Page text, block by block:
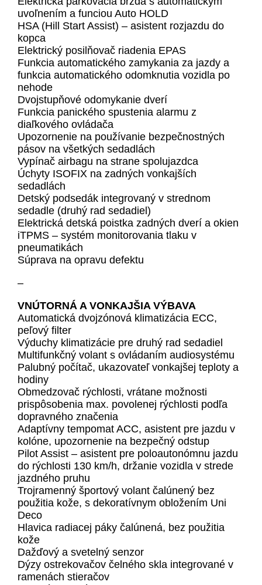
uvoľnením a funciou Auto HOLD
HSA (Hill Start Assist) – asistent rozjazdu do
kopca
Elektrický posilňovač riadenia EPAS
Funkcia automatického zamykania za jazdy a
funkcia automatického odomknutia vozidla po
nehode
Dvojstupňové odomykanie dverí
Funkcia panického spustenia alarmu z
diaľkového ovládača
Upozornenie na používanie bezpečnostných
pásov na všetkých sedadlách
Vypínač airbagu na strane spolujazdca
Úchyty ISOFIX na zadných vonkajších
sedadlách
Detský podsedák integrovaný v strednom
sedadle (druhý rad sedadiel)
Elektrická detská poistka zadných dverí a okien
iTPMS – systém monitorovania tlaku v
pneumatikách
Súprava na opravu defektu
–
VNÚTORNÁ A VONKAJŠIA VÝBAVA
Automatická dvojzónová klimatizácia ECC,
peľový filter
Výduchy klimatizácie pre druhý rad sedadiel
Multifunkčný volant s ovládaním audiosystému
Palubný počítač, ukazovateľ vonkajšej teploty a
hodiny
Obmedzovač rýchlosti, vrátane možnosti
prispôsobenia max. povolenej rýchlosti podľa
dopravného značenia
Adaptívny tempomat ACC, asistent pre jazdu v
kolóne, upozornenie na bezpečný odstup
Pilot Assist – asistent pre poloautonómnu jazdu
do rýchlosti 130 km/h, držanie vozidla v strede
jazdného pruhu
Trojramenný športový volant čalúnený bez
použitia kože, s dekoratívnym obložením Uni
Deco
Hlavica radiacej páky čalúnená, bez použitia
kože
Dažďový a svetelný senzor
Dýzy ostrekovačov čelného skla integrované v
ramenách stieračov